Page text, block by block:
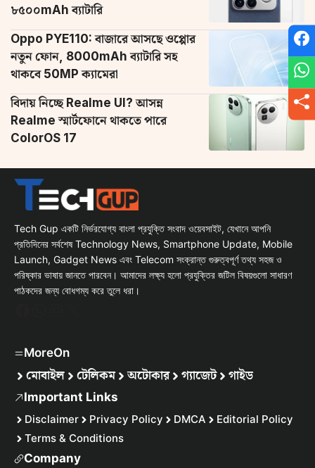
৮৫০০mAh ব্যাটারি
Oppo PYE110: বাজারে আসছে ওপ্পোর
নতুন ফোন, 8000mAh ব্যাটারি সহ
থাকবে 50MP ক্যামেরা
বিদায় নিচ্ছে Realme UI? আসন্ন
Realme স্মার্টফোনে থাকতে পারে
ColorOS 17
Tech Gup একটি নির্ভরযোগ্য বাংলা প্রযুক্তি সংবাদ ওয়েবসাইট, যেখানে আপনি
প্রতিদিনের সর্বশেষ Technology News, Smartphone Update, Mobile
Launch, Gadget News এবং Telecom সংক্রান্ত গুরুত্বপূর্ণ তথ্য সহজ ও
পরিষ্কার ভাষায় জানতে পারবেন। আমাদের লক্ষ্য হলো প্রযুক্তির জটিল বিষয়গুলো সাধারণ
পাঠকদের জন্য বোধগম্য করে তুলে ধরা।
MoreOn
মোবাইল টেলিকম অটোকার গ্যাজেট গাইড
Important Links
Disclaimer Privacy Policy DMCA
Editorial Policy
Terms & Conditions
Company